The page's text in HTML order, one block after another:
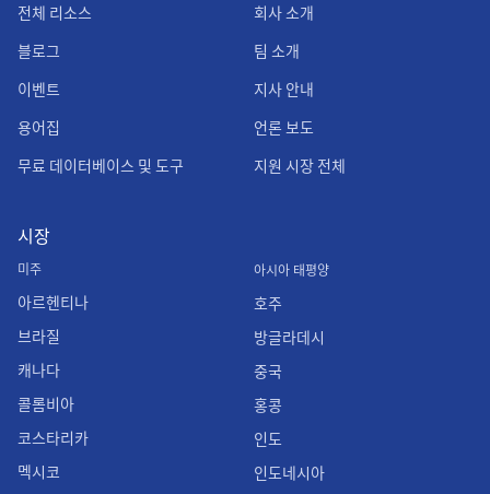
전체 리소스
블로그
이벤트
용어집
무료 데이터베이스 및 도구
회사 소개
팀 소개
지사 안내
언론 보도
지원 시장 전체
시장
미주
아르헨티나
브라질
캐나다
콜롬비아
코스타리카
멕시코
아시아 태평양
호주
방글라데시
중국
홍콩
인도
인도네시아